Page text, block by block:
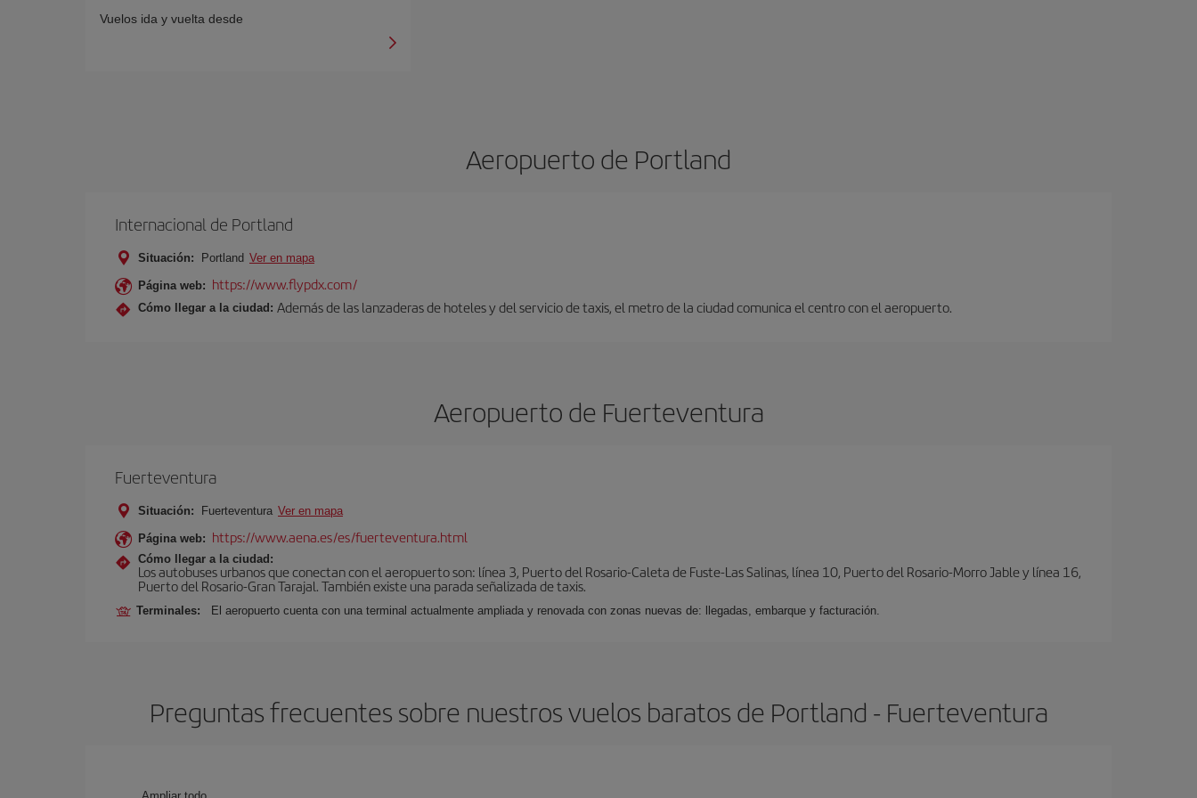
Vuelos ida y vuelta desde
Aeropuerto de Portland
Internacional de Portland
Situación: Portland Ver en mapa
Página web: https://www.flypdx.com/
Cómo llegar a la ciudad: Además de las lanzaderas de hoteles y del servicio de taxis, el metro de la ciudad comunica el centro con el aeropuerto.
Aeropuerto de Fuerteventura
Fuerteventura
Situación: Fuerteventura Ver en mapa
Página web: https://www.aena.es/es/fuerteventura.html
Cómo llegar a la ciudad:
Los autobuses urbanos que conectan con el aeropuerto son: línea 3, Puerto del Rosario-Caleta de Fuste-Las Salinas, línea 10, Puerto del Rosario-Morro Jable y línea 16,
Puerto del Rosario-Gran Tarajal. También existe una parada señalizada de taxis.
Terminales: El aeropuerto cuenta con una terminal actualmente ampliada y renovada con zonas nuevas de: llegadas, embarque y facturación.
Preguntas frecuentes sobre nuestros vuelos baratos de Portland - Fuerteventura